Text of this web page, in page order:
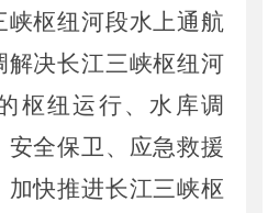
峡枢纽河段水上通航
解决长江三峡枢纽河
枢纽运行、水库调
安全保卫、应急救援
加快推进长江三峡枢